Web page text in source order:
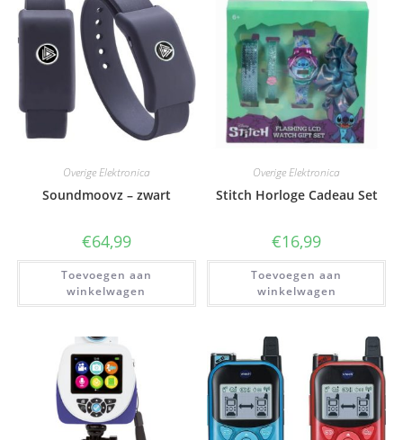
Overige Elektronica
Soundmoovz – zwart
€64,99
Toevoegen aan
winkelwagen
Overige Elektronica
Stitch Horloge Cadeau Set
€16,99
Toevoegen aan
winkelwagen